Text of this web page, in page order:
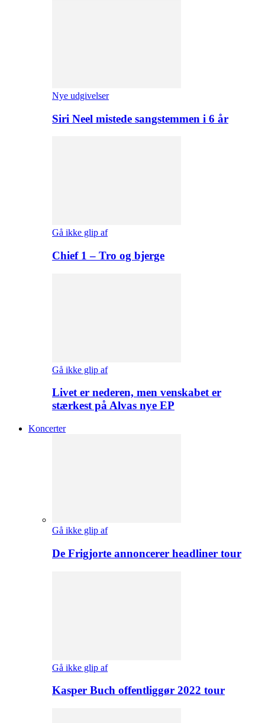
Nye udgivelser
Siri Neel mistede sangstemmen i 6 år
Gå ikke glip af
Chief 1 – Tro og bjerge
Gå ikke glip af
Livet er nederen, men venskabet er
stærkest på Alvas nye EP
Koncerter
Gå ikke glip af
De Frigjorte annoncerer headliner tour
Gå ikke glip af
Kasper Buch offentliggør 2022 tour